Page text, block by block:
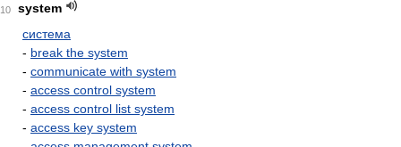
10
system
система
- break the system
- communicate with system
- access control system
- access control list system
- access key system